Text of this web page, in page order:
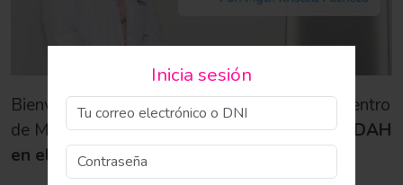
Inicia sesión
Bienvenida la ponencia grabada del 9no encuentro
de Maestra de Inicial:Neuropsicología del TDAH
en el Nivel Inicial